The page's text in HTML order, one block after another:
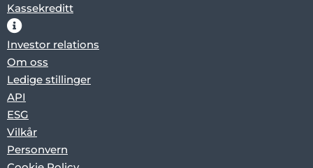
Kassekreditt
Investor relations
Om oss
Ledige stillinger
API
ESG
Vilkår
Personvern